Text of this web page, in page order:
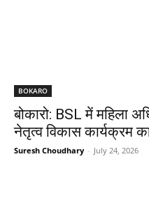
BOKARO
बोकारो: BSL में महिला
नेतृत्व विकास कार्यक्रम
Suresh Choudhary - July 24, 2026